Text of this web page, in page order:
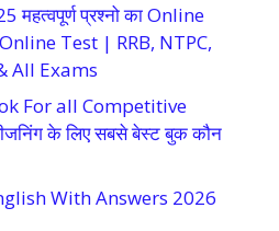
महत्वपूर्ण प्रश्नो का Online
Test | RRB, NTPC,
All Exams
For all Competitive
के लिए सबसे बेस्ट बुक कौन
With Answers 2026